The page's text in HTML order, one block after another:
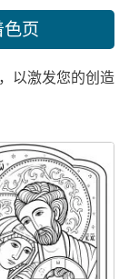
页
以激发您的创造